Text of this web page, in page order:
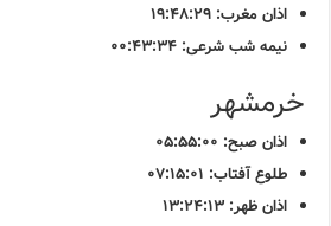
اذان مغرب: ۱۹:۴۸:۲۹
نیمه شب شرعی: ۰۰:۴۳:۳۴
خرمشهر
اذان صبح: ۰۵:۵۵:۰۰
طلوع آفتاب: ۰۷:۱۵:۰۱
اذان ظهر: ۱۳:۲۴:۱۳